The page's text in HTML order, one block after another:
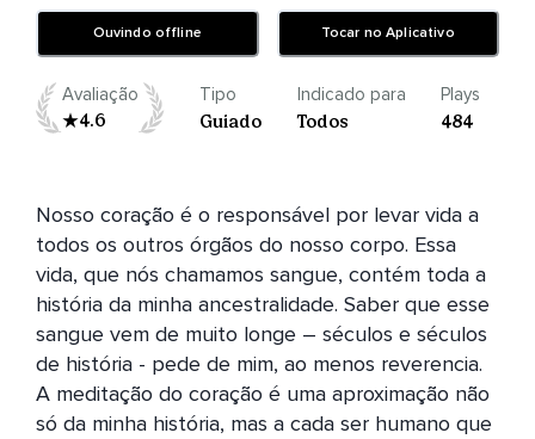
Ouvindo offline Tocar no Aplicativo
Avaliação
4.6
Tipo
Guiado
Indicado para
Todos
Plays
484
Nosso coração é o responsável por levar vida a
todos os outros órgãos do nosso corpo. Essa
vida, que nós chamamos sangue, contém toda a
história da minha ancestralidade. Saber que esse
sangue vem de muito longe – séculos e séculos
de história - pede de mim, ao menos reverencia.
A meditação do coração é uma aproximação não
só da minha história, mas a cada ser humano que